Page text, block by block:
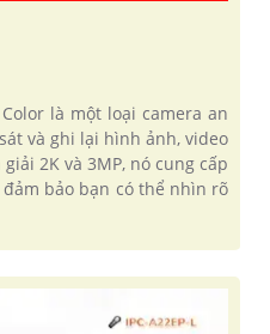
là một loại camera an
và ghi lại hình ảnh, video
2K và 3MP, nó cung cấp
bảo bạn có thể nhìn rõ